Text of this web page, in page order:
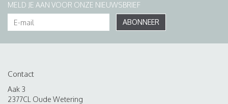
MELD JE AAN VOOR ONZE NIEUWSBRIEF
ABONNEER
Contact
Aak 3
2377CL Oude Wetering